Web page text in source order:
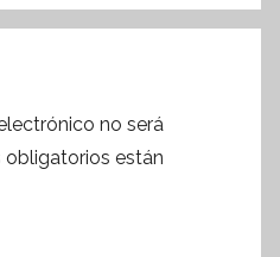
no será
están